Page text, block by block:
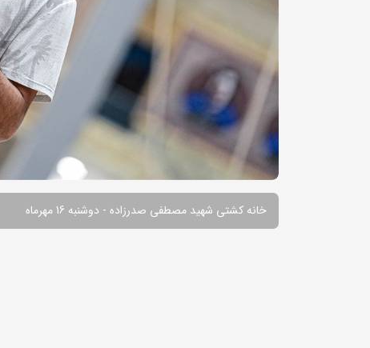
خانه کشتی شهید مصطفی صدرزاده - دوشنبه 16 مهرماه